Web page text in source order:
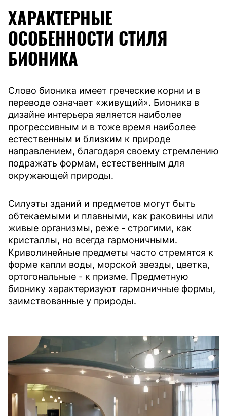
ХАРАКТЕРНЫЕ
ОСОБЕННОСТИ СТИЛЯ
БИОНИКА
Слово бионика имеет греческие корни и в
переводе означает «живущий». Бионика в
дизайне интерьера является наиболее
прогрессивным и в тоже время наиболее
естественным и близким к природе
направлением, благодаря своему стремлению
подражать формам, естественным для
окружающей природы.
Силуэты зданий и предметов могут быть
обтекаемыми и плавными, как раковины или
живые организмы, реже - строгими, как
кристаллы, но всегда гармоничными.
Криволинейные предметы часто стремятся к
форме капли воды, морской звезды, цветка,
ортогональные - к призме. Предметную
бионику характеризуют гармоничные формы,
заимствованные у природы.